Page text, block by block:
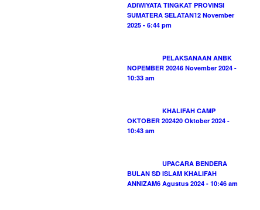
ADIWIYATA TINGKAT PROVINSI
SUMATERA SELATAN12 November
2025 - 6:44 pm
PELAKSANAAN ANBK
NOPEMBER 20246 November 2024 -
10:33 am
KHALIFAH CAMP
OKTOBER 202420 Oktober 2024 -
10:43 am
UPACARA BENDERA
BULAN SD ISLAM KHALIFAH
ANNIZAM6 Agustus 2024 - 10:46 am